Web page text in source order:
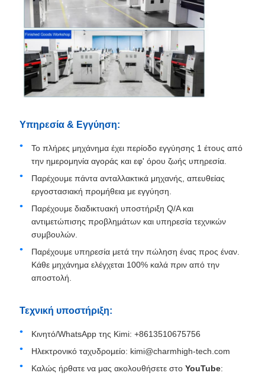
Υπηρεσία & Εγγύηση:
Το πλήρες μηχάνημα έχει περίοδο εγγύησης 1 έτους από
την ημερομηνία αγοράς και εφ' όρου ζωής υπηρεσία.
Παρέχουμε πάντα ανταλλακτικά μηχανής, απευθείας
εργοστασιακή προμήθεια με εγγύηση.
Παρέχουμε διαδικτυακή υποστήριξη Q/A και
αντιμετώπισης προβλημάτων και υπηρεσία τεχνικών
συμβουλών.
Παρέχουμε υπηρεσία μετά την πώληση ένας προς έναν.
Κάθε μηχάνημα ελέγχεται 100% καλά πριν από την
αποστολή.
Τεχνική υποστήριξη:
Κινητό/WhatsApp της Kimi: +8613510675756
Ηλεκτρονικό ταχυδρομείο: kimi@charmhigh-tech.com
Καλώς ήρθατε να μας ακολουθήσετε στο YouTube: